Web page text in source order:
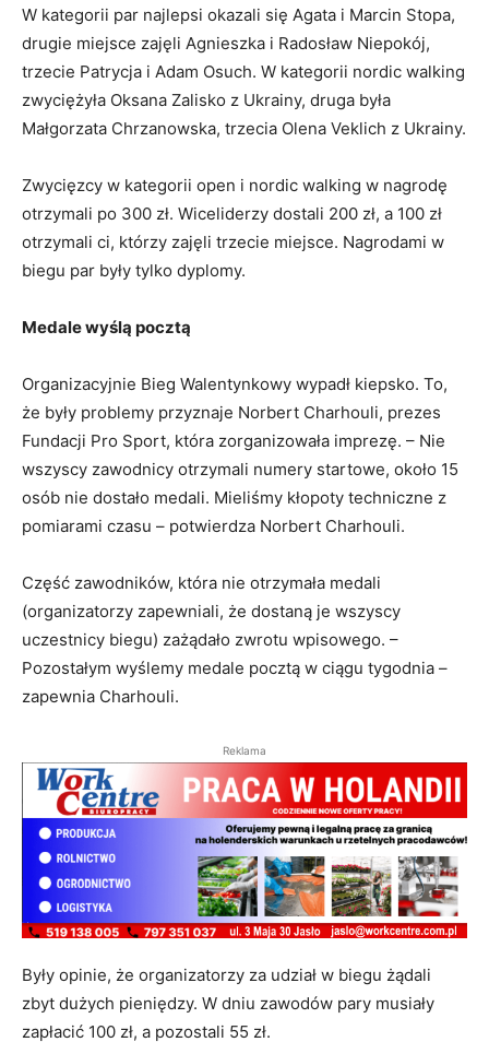
W kategorii par najlepsi okazali się Agata i Marcin Stopa,
drugie miejsce zajęli Agnieszka i Radosław Niepokój,
trzecie Patrycja i Adam Osuch. W kategorii nordic walking
zwyciężyła Oksana Zalisko z Ukrainy, druga była
Małgorzata Chrzanowska, trzecia Olena Veklich z Ukrainy.
Zwycięzcy w kategorii open i nordic walking w nagrodę
otrzymali po 300 zł. Wiceliderzy dostali 200 zł, a 100 zł
otrzymali ci, którzy zajęli trzecie miejsce. Nagrodami w
biegu par były tylko dyplomy.
Medale wyślą pocztą
Organizacyjnie Bieg Walentynkowy wypadł kiepsko. To,
że były problemy przyznaje Norbert Charhouli, prezes
Fundacji Pro Sport, która zorganizowała imprezę. – Nie
wszyscy zawodnicy otrzymali numery startowe, około 15
osób nie dostało medali. Mieliśmy kłopoty techniczne z
pomiarami czasu – potwierdza Norbert Charhouli.
Część zawodników, która nie otrzymała medali
(organizatorzy zapewniali, że dostaną je wszyscy
uczestnicy biegu) zażądało zwrotu wpisowego. –
Pozostałym wyślemy medale pocztą w ciągu tygodnia –
zapewnia Charhouli.
Reklama
Były opinie, że organizatorzy za udział w biegu żądali
zbyt dużych pieniędzy. W dniu zawodów pary musiały
zapłacić 100 zł, a pozostali 55 zł.